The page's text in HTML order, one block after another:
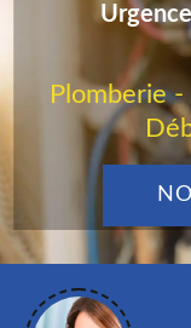
Plomberie